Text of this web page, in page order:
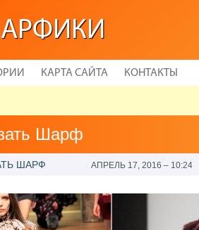
КАРТА САЙТА КОНТАКТЫ
Шарф
ШАРФ АПРЕЛЬ 17, 2016 – 10:24